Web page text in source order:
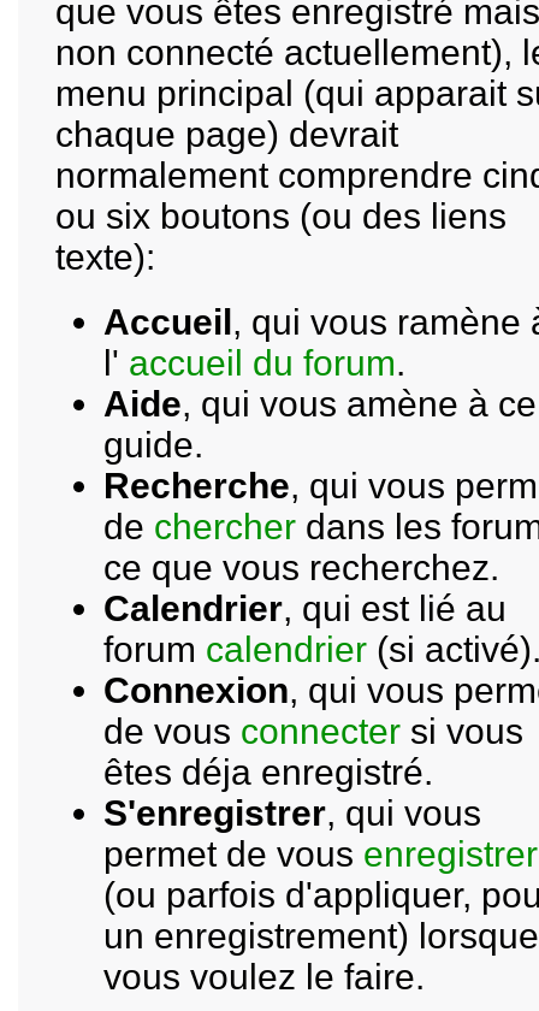
que vous êtes enregistré mais
non connecté actuellement),
menu principal (qui apparait
chaque page) devrait
normalement comprendre
ou six boutons (ou des liens
texte):
Accueil, qui vous ramène
l' accueil du forum.
Aide, qui vous amène à ce
guide.
Recherche, qui vous
de chercherdans les
ce que vous recherchez.
Calendrier, qui est lié au
forum calendrier(si
Connexion, qui vous
de vous connectersi vous
êtes déja enregistré.
S'enregistrer, qui vous
permet de vous enregistrer
(ou parfois d'appliquer,
un enregistrement) lorsque
vous voulez le faire.